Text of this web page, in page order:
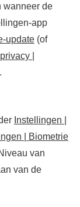
wanneer de
app
update(of
|
Instellingen |
| Biometrie
van
van de